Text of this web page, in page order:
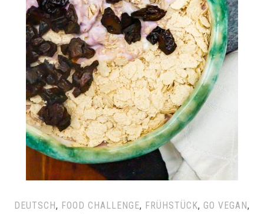
DEUTSCH, FOOD CHALLENGE, FRÜHSTÜCK, GO VEGAN,